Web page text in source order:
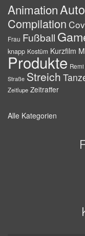
AnimationAuto
Compilation
Frau Fußball
knapp Kostüm Kurzfilm
Produkte
Straße Streich
Zeitlupe Zeitraffer
Alle Kategorien